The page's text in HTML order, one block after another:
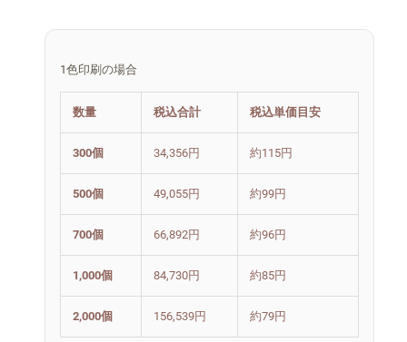
1色印刷の場合
数量 税込合計 税込単価目安
300個 34,356円 約115円
500個 49,055円 約99円
700個 66,892円 約96円
1,000個 84,730円 約85円
2,000個 156,539円 約79円